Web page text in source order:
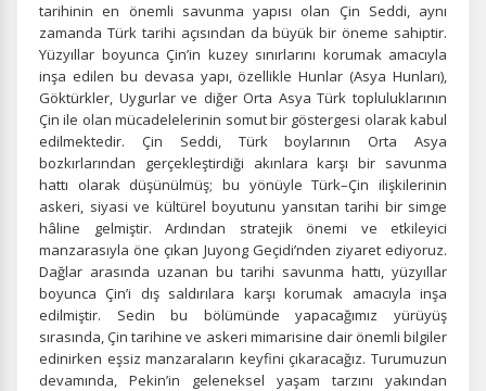
tarihinin en önemli savunma yapısı olan Çin Seddi, aynı
zamanda Türk tarihi açısından da büyük bir öneme sahiptir.
Yüzyıllar boyunca Çin’in kuzey sınırlarını korumak amacıyla
inşa edilen bu devasa yapı, özellikle Hunlar (Asya Hunları),
Göktürkler, Uygurlar ve diğer Orta Asya Türk topluluklarının
Çin ile olan mücadelelerinin somut bir göstergesi olarak kabul
edilmektedir. Çin Seddi, Türk boylarının Orta Asya
bozkırlarından gerçekleştirdiği akınlara karşı bir savunma
hattı olarak düşünülmüş; bu yönüyle Türk–Çin ilişkilerinin
askeri, siyasi ve kültürel boyutunu yansıtan tarihi bir simge
hâline gelmiştir. Ardından stratejik önemi ve etkileyici
manzarasıyla öne çıkan Juyong Geçidi’nden ziyaret ediyoruz.
Dağlar arasında uzanan bu tarihi savunma hattı, yüzyıllar
boyunca Çin’i dış saldırılara karşı korumak amacıyla inşa
edilmiştir. Sedin bu bölümünde yapacağımız yürüyüş
sırasında, Çin tarihine ve askeri mimarisine dair önemli bilgiler
edinirken eşsiz manzaraların keyfini çıkaracağız. Turumuzun
devamında, Pekin’in geleneksel yaşam tarzını yakından